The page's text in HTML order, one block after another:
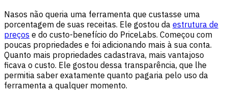
Nasos não queria uma ferramenta que custasse uma
porcentagem de suas receitas. Ele gostou da estrutura de
preços e do custo-benefício do PriceLabs. Começou com
poucas propriedades e foi adicionando mais à sua conta.
Quanto mais propriedades cadastrava, mais vantajoso
ficava o custo. Ele gostou dessa transparência, que lhe
permitia saber exatamente quanto pagaria pelo uso da
ferramenta a qualquer momento.